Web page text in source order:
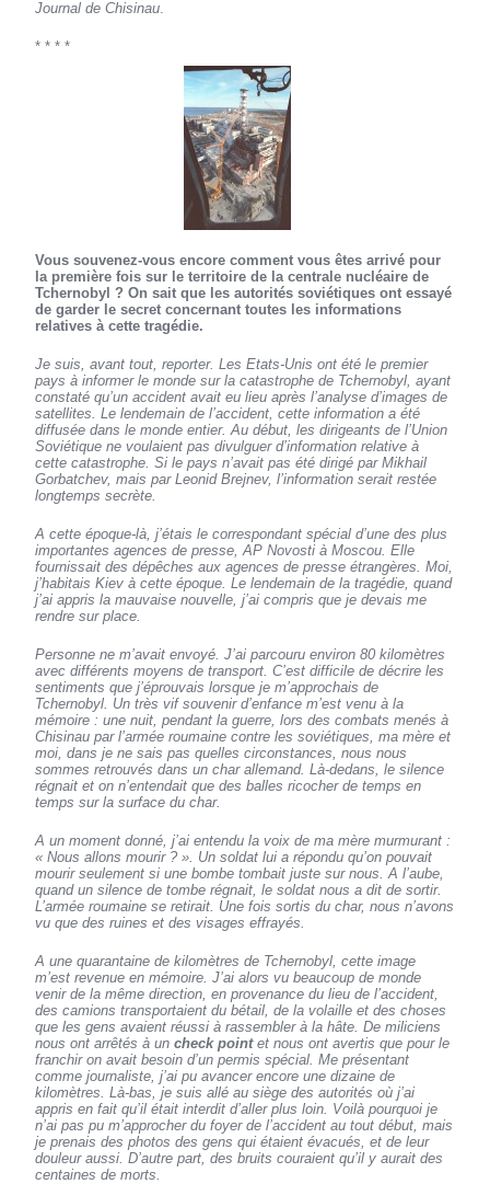
Journal de Chisinau
* * * *
Vous souvenez-vous encore comment vous êtes arrivé pour
la première fois sur le territoire de la centrale nucléaire de
Tchernobyl ? On sait que les autorités soviétiques ont essayé
de garder le secret concernant toutes les informations
relatives à cette tragédie.
Je suis, avant tout, reporter. Les Etats-Unis ont été le premier
pays à informer le monde sur la catastrophe de Tchernobyl, ayant
constaté qu’un accident avait eu lieu après l’analyse d’images de
satellites. Le lendemain de l’accident, cette information a été
diffusée dans le monde entier. Au début, les dirigeants de l’Union
Soviétique ne voulaient pas divulguer d’information relative à
cette catastrophe. Si le pays n’avait pas été dirigé par Mikhail
Gorbatchev, mais par Leonid Brejnev, l’information serait restée
longtemps secrète.
A cette époque-là, j’étais le correspondant spécial d’une des plus
importantes agences de presse, AP Novosti à Moscou. Elle
fournissait des dépêches aux agences de presse étrangères. Moi,
j’habitais Kiev à cette époque. Le lendemain de la tragédie, quand
j’ai appris la mauvaise nouvelle, j’ai compris que je devais me
rendre sur place.
Personne ne m’avait envoyé. J’ai parcouru environ 80 kilomètres
avec différents moyens de transport. C’est difficile de décrire les
sentiments que j’éprouvais lorsque je m’approchais de
Tchernobyl. Un très vif souvenir d’enfance m’est venu à la
mémoire : une nuit, pendant la guerre, lors des combats menés à
Chisinau par l’armée roumaine contre les soviétiques, ma mère et
moi, dans je ne sais pas quelles circonstances, nous nous
sommes retrouvés dans un char allemand. Là-dedans, le silence
régnait et on n’entendait que des balles ricocher de temps en
temps sur la surface du char.
A un moment donné, j’ai entendu la voix de ma mère murmurant :
« Nous allons mourir ? ». Un soldat lui a répondu qu’on pouvait
mourir seulement si une bombe tombait juste sur nous. A l’aube,
quand un silence de tombe régnait, le soldat nous a dit de sortir.
L’armée roumaine se retirait. Une fois sortis du char, nous n’avons
vu que des ruines et des visages effrayés.
A une quarantaine de kilomètres de Tchernobyl, cette image
m’est revenue en mémoire. J’ai alors vu beaucoup de monde
venir de la même direction, en provenance du lieu de l’accident,
des camions transportaient du bétail, de la volaille et des choses
que les gens avaient réussi à rassembler à la hâte. De miliciens
nous ont arrêtés à uncheck pointet nous ont avertis que pour le
franchir on avait besoin d’un permis spécial. Me présentant
comme journaliste, j’ai pu avancer encore une dizaine de
kilomètres. Là-bas, je suis allé au siège des autorités où j’ai
appris en fait qu’il était interdit d’aller plus loin. Voilà pourquoi je
n’ai pas pu m’approcher du foyer de l’accident au tout début, mais
je prenais des photos des gens qui étaient évacués, et de leur
douleur aussi. D’autre part, des bruits couraient qu’il y aurait des
centaines de morts.